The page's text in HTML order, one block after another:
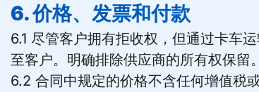
6. 价格、发票和付款
6.1 尽管客户拥有拒收权，但通过卡车
至客户。明确排除供应商的所有权保留。
6.2 合同中规定的价格不含任何增值税